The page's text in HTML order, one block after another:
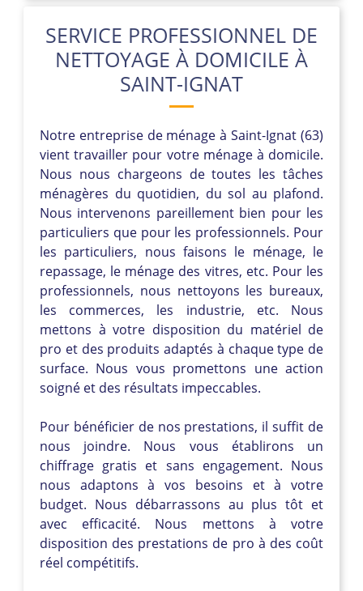
SERVICE PROFESSIONNEL DE
NETTOYAGE À DOMICILE À
SAINT-IGNAT
Notre entreprise de ménage à Saint-Ignat (63)
vient travailler pour votre ménage à domicile.
Nous nous chargeons de toutes les tâches
ménagères du quotidien, du sol au plafond.
Nous intervenons pareillement bien pour les
particuliers que pour les professionnels. Pour
les particuliers, nous faisons le ménage, le
repassage, le ménage des vitres, etc. Pour les
professionnels, nous nettoyons les bureaux,
les commerces, les industrie, etc. Nous
mettons à votre disposition du matériel de
pro et des produits adaptés à chaque type de
surface. Nous vous promettons une action
soigné et des résultats impeccables.
Pour bénéficier de nos prestations, il suffit de
nous joindre. Nous vous établirons un
chiffrage gratis et sans engagement. Nous
nous adaptons à vos besoins et à votre
budget. Nous débarrassons au plus tôt et
avec efficacité. Nous mettons à votre
disposition des prestations de pro à des coût
réel compétitifs.